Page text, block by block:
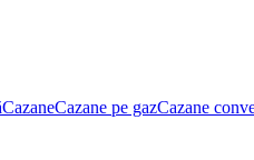
CazaneCazane pe gazCazane